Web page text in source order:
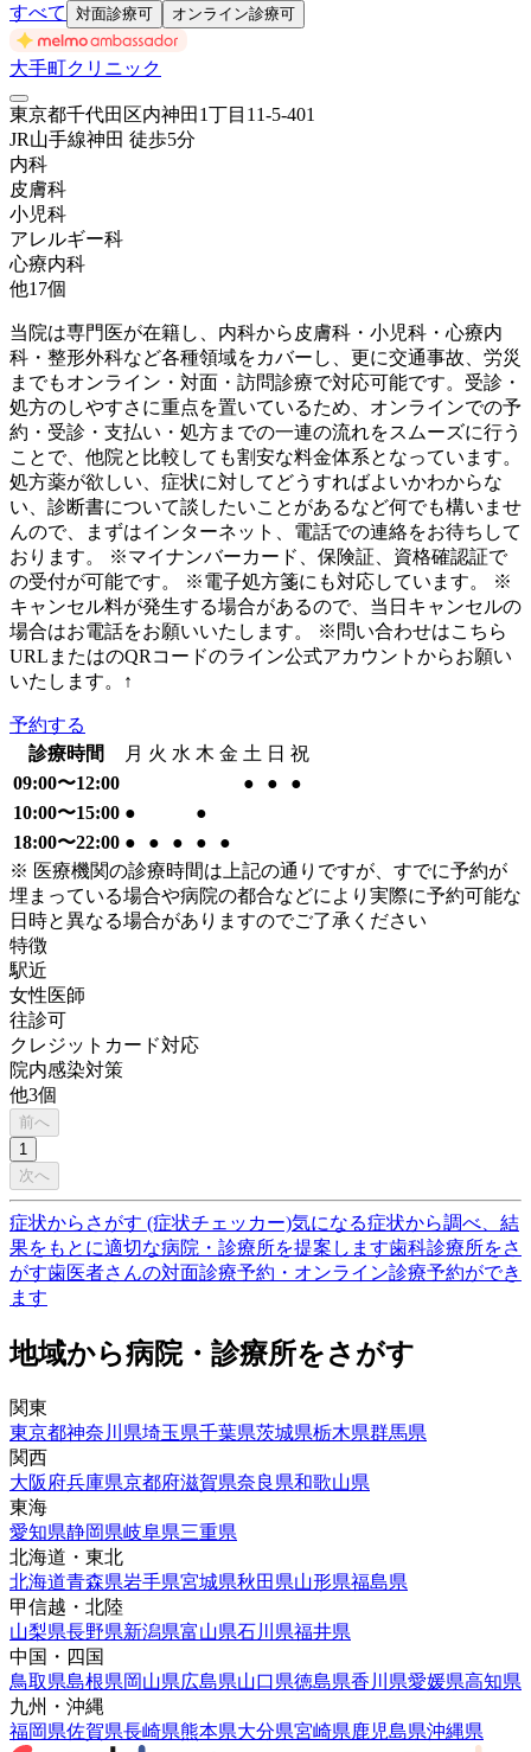
すべて
対面診療可 オンライン診療可
大手町クリニック
東京都千代田区内神田1丁目11-5-401
JR山手線神田 徒歩5分
内科
皮膚科
小児科
アレルギー科
心療内科
他17個
当院は専門医が在籍し、内科から皮膚科・小児科・心療内
科・整形外科など各種領域をカバーし、更に交通事故、労災
までもオンライン・対面・訪問診療で対応可能です。受診・
処方のしやすさに重点を置いているため、オンラインでの予
約・受診・支払い・処方までの一連の流れをスムーズに行う
ことで、他院と比較しても割安な料金体系となっています。
処方薬が欲しい、症状に対してどうすればよいかわからな
い、診断書について談したいことがあるなど何でも構いませ
んので、まずはインターネット、電話での連絡をお待ちして
おります。 ※マイナンバーカード、保険証、資格確認証で
の受付が可能です。 ※電子処方箋にも対応しています。 ※
キャンセル料が発生する場合があるので、当日キャンセルの
場合はお電話をお願いいたします。 ※問い合わせはこちら
URLまたはのQRコードのライン公式アカウントからお願い
いたします。↑
予約する
診療時間
月 火 水 木 金 土 日 祝
09:00〜12:00
● ●
●
10:00〜15:00 ●
●
18:00〜22:00 ● ● ● ●
●
※ 医療機関の診療時間は上記の通りですが、すでに予約が
埋まっている場合や病院の都合などにより実際に予約可能な
日時と異なる場合がありますのでご了承ください
特徴
駅近
女性医師
往診可
クレジットカード対応
院内感染対策
他3個
前へ
1
次へ
症状からさがす (症状チェッカー)気になる症状から調べ、結
果をもとに適切な病院・診療所を提案します歯科診療所をさ
がす歯医者さんの対面診療予約・オンライン診療予約ができ
ます
地域から病院・診療所をさがす
関東
東京都神奈川県埼玉県千葉県茨城県栃木県群馬県
関西
大阪府兵庫県京都府滋賀県奈良県和歌山県
東海
愛知県静岡県岐阜県三重県
北海道・東北
北海道青森県岩手県宮城県秋田県山形県福島県
甲信越・北陸
山梨県長野県新潟県富山県石川県福井県
中国・四国
鳥取県島根県岡山県広島県山口県徳島県香川県愛媛県高知県
九州・沖縄
福岡県佐賀県長崎県熊本県大分県宮崎県鹿児島県沖縄県